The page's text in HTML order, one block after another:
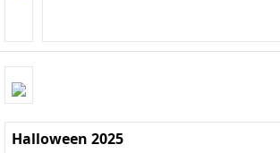
Halloween 2025